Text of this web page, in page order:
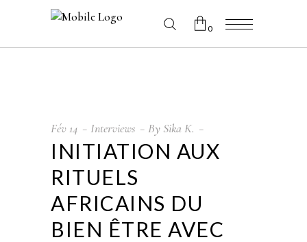
0
Fév 14 Interviews By Sika K.
INITIATION AUX
RITUELS
AFRICAINS DU
BIEN ÊTRE AVEC